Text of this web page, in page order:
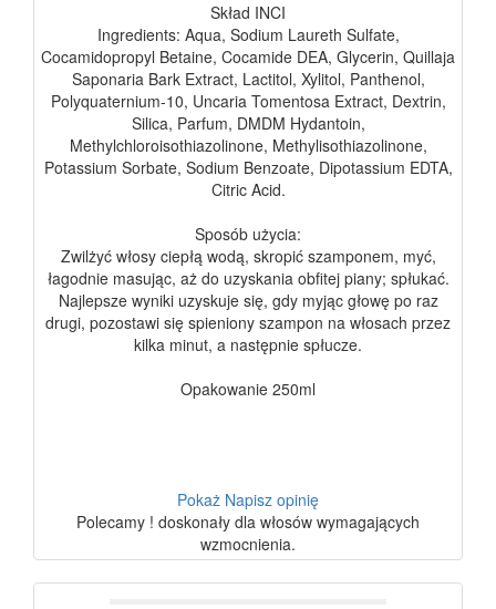
Skład INCI
Ingredients: Aqua, Sodium Laureth Sulfate,
Cocamidopropyl Betaine, Cocamide DEA, Glycerin, Quillaja
Saponaria Bark Extract, Lactitol, Xylitol, Panthenol,
Polyquaternium-10, Uncaria Tomentosa Extract, Dextrin,
Silica, Parfum, DMDM Hydantoin,
Methylchloroisothiazolinone, Methylisothiazolinone,
Potassium Sorbate, Sodium Benzoate, Dipotassium EDTA,
Citric Acid.
Sposób użycia:
Zwilżyć włosy ciepłą wodą, skropić szamponem, myć,
łagodnie masując, aż do uzyskania obfitej piany; spłukać.
Najlepsze wyniki uzyskuje się, gdy myjąc głowę po raz
drugi, pozostawi się spieniony szampon na włosach przez
kilka minut, a następnie spłucze.
Opakowanie 250ml
Pokaż Napisz opinię
Polecamy ! doskonały dla włosów wymagających
wzmocnienia.